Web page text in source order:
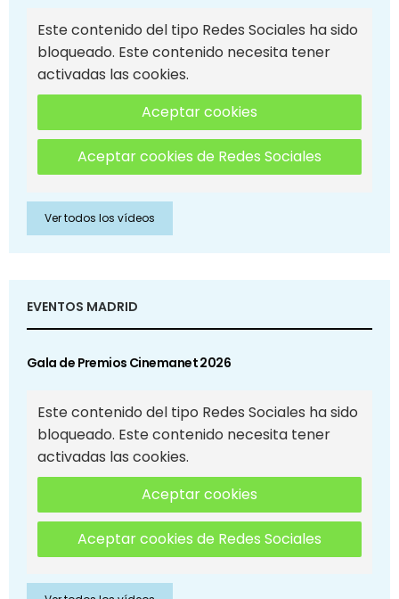
Este contenido del tipo Redes Sociales ha sido
bloqueado. Este contenido necesita tener
activadas las cookies.
Aceptar cookies
Aceptar cookies de Redes Sociales
Ver todos los vídeos
EVENTOS MADRID
Gala de Premios Cinemanet 2026
Este contenido del tipo Redes Sociales ha sido
bloqueado. Este contenido necesita tener
activadas las cookies.
Aceptar cookies
Aceptar cookies de Redes Sociales